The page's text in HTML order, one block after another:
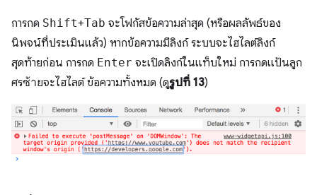
การกด Shift+Tab จะโฟกัสข้อความล่าสุด (หรือผลลัพธ์ของ
นิพจน์ที่ประเมินแล้ว) หากข้อความมีลิงก์ ระบบจะไฮไลต์ลิงก์
สุดท้ายก่อน การกด Enter จะเปิดลิงก์ในแท็บใหม่ การกดแป้นลูก
ศรซ้ายจะไฮไลต์ ข้อความทั้งหมด (ดูรูปที่ 13)